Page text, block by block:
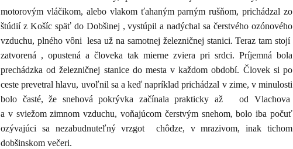
motorovým vláčikom, alebo vlakom ťahaným parným rušňom, prichádzal zo
štúdií z Košíc späť do Dobšinej , vystúpil a nadýchal sa čerstvého ozónového
vzduchu, plného vôni
lesa už na samotnej železničnej stanici. Teraz tam stojí
zatvorená , opustená a človeka tak mierne zviera pri srdci. Príjemná bola
prechádzka od železničnej stanice do mesta v každom období. Človek si po
ceste prevetral hlavu, uvoľnil sa a keď napríklad prichádzal v zime, v minulosti
bolo časté, že snehová pokrývka začínala prakticky až
od Vlachova
a v sviežom zimnom vzduchu, voňajúcom čerstvým snehom, bolo iba počuť
ozývajúci sa nezabudnuteľný vrzgot
chôdze, v mrazivom, inak tichom
dobšinskom večeri.